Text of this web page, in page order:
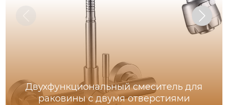
Двухфункциональный смеситель для
раковины с двумя отверстиями